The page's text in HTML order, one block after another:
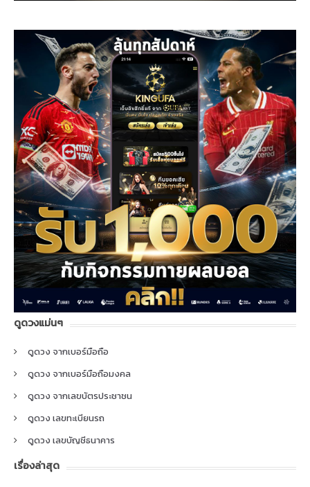
ดูดวงแม่นๆ
ดูดวง จากเบอร์มือถือ
ดูดวง จากเบอร์มือถือมงคล
ดูดวง จากเลขบัตรประชาชน
ดูดวง เลขทะเบียนรถ
ดูดวง เลขบัญชีธนาคาร
เรื่องล่าสุด